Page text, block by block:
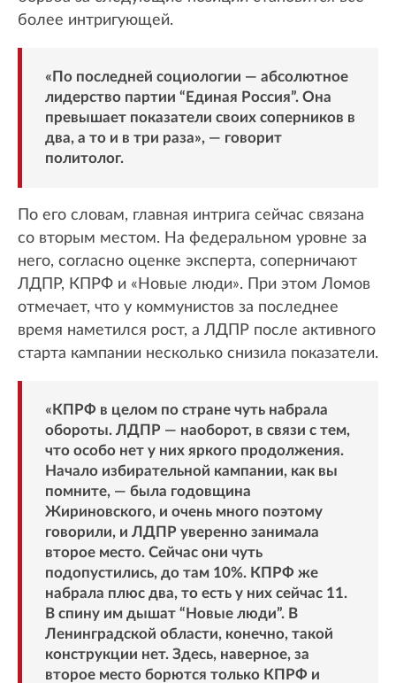
более интригующей.
«По последней социологии — абсолютное
лидерство партии “Единая Россия”. Она
превышает показатели своих соперников в
два, а то и в три раза», — говорит
политолог.
По его словам, главная интрига сейчас связана
со вторым местом. На федеральном уровне за
него, согласно оценке эксперта, соперничают
ЛДПР, КПРФ и «Новые люди». При этом Ломов
отмечает, что у коммунистов за последнее
время наметился рост, а ЛДПР после активного
старта кампании несколько снизила показатели.
«КПРФ в целом по стране чуть набрала
обороты. ЛДПР — наоборот, в связи с тем,
что особо нет у них яркого продолжения.
Начало избирательной кампании, как вы
помните, — была годовщина
Жириновского, и очень много поэтому
говорили, и ЛДПР уверенно занимала
второе место. Сейчас они чуть
подопустились, до там 10%. КПРФ же
набрала плюс два, то есть у них сейчас 11.
В спину им дышат “Новые люди”. В
Ленинградской области, конечно, такой
конструкции нет. Здесь, наверное, за
второе место борются только КПРФ и